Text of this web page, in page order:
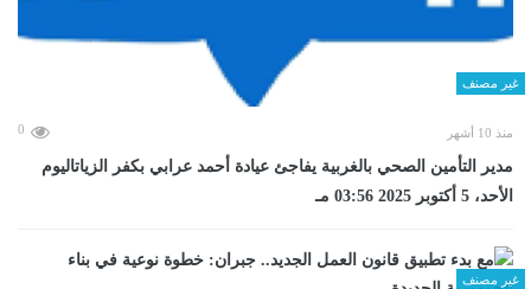
غير مصنف
منذ 10 أشهر 0
مدير التأمين الصحي بالغربية يفاجئ عيادة أحمد عرابي بكفر الزياتاليوم
الأحد، 5 أكتوبر 2025 03:56 مـ
غير مصنف